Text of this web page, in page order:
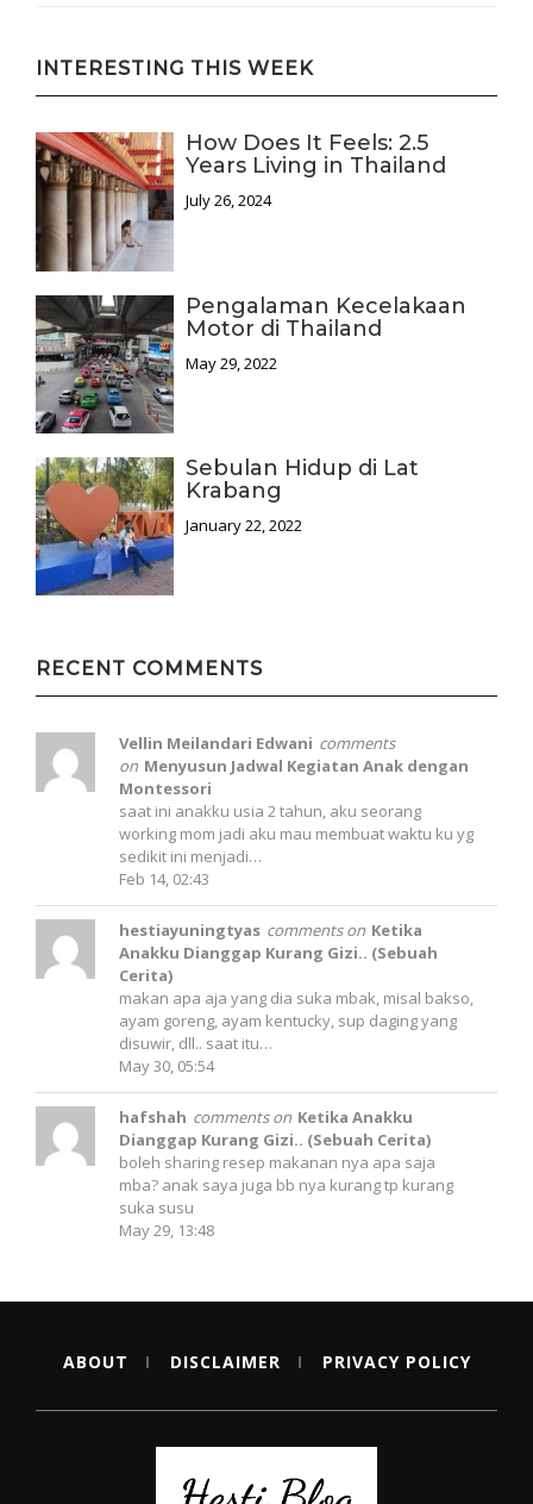
INTERESTING THIS WEEK
How Does It Feels: 2.5
Years Living in Thailand
July 26, 2024
Pengalaman Kecelakaan
Motor di Thailand
May 29, 2022
Sebulan Hidup di Lat
Krabang
January 22, 2022
RECENT COMMENTS
Vellin Meilandari Edwani comments
on Menyusun Jadwal Kegiatan Anak dengan
Montessori
saat ini anakku usia 2 tahun, aku seorang
working mom jadi aku mau membuat waktu ku yg
sedikit ini menjadi…
Feb 14, 02:43
hestiayuningtyas comments on Ketika
Anakku Dianggap Kurang Gizi.. (Sebuah
Cerita)
makan apa aja yang dia suka mbak, misal bakso,
ayam goreng, ayam kentucky, sup daging yang
disuwir, dll.. saat itu…
May 30, 05:54
hafshah comments on Ketika Anakku
Dianggap Kurang Gizi.. (Sebuah Cerita)
boleh sharing resep makanan nya apa saja
mba? anak saya juga bb nya kurang tp kurang
suka susu
May 29, 13:48
ABOUT DISCLAIMER PRIVACY POLICY